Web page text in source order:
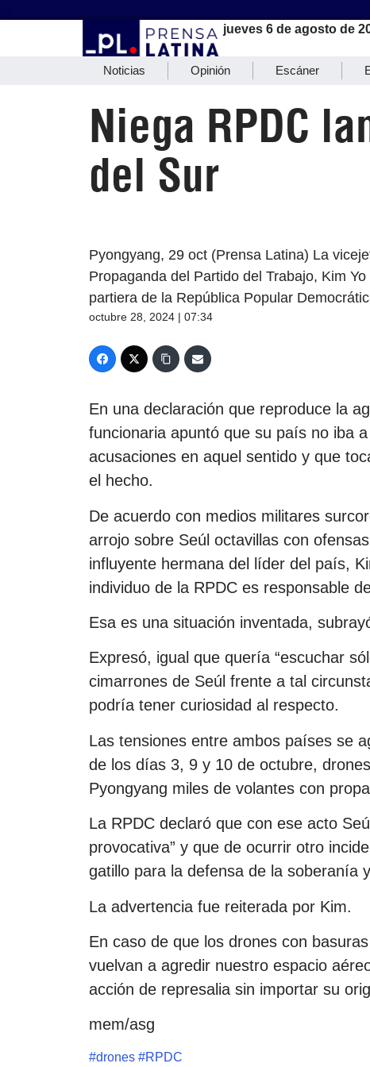
jueves 6 de agosto de
Noticias Opinión Escáner
Niega RPDC
del Sur
Pyongyang, 29 oct (Prensa Latina) La
Propaganda del Partido del Trabajo, Kim
partiera de la República Popular
octubre 28, 2024 | 07:34
En una declaración que reproduce la
funcionaria apuntó que su país no iba
acusaciones en aquel sentido y que
el hecho.
De acuerdo con medios militares
arrojo sobre Seúl octavillas con
influyente hermana del líder del país,
individuo de la RPDC es responsable
Esa es una situación inventada,
Expresó, igual que quería “escuchar
cimarrones de Seúl frente a tal
podría tener curiosidad al respecto.
Las tensiones entre ambos países se
de los días 3, 9 y 10 de octubre,
Pyongyang miles de volantes con
La RPDC declaró que con ese acto
provocativa” y que de ocurrir otro
gatillo para la defensa de la soberanía
La advertencia fue reiterada por Kim.
En caso de que los drones con
vuelvan a agredir nuestro espacio
acción de represalia sin importar su
mem/asg
#drones #RPDC